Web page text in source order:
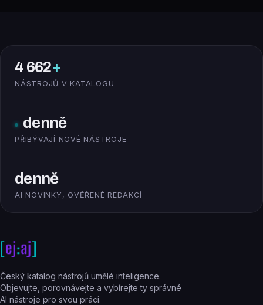
4 662+
NÁSTROJŮ V KATALOGU
denně
PŘIBÝVAJÍ NOVÉ NÁSTROJE
denně
AI NOVINKY, OVĚŘENÉ REDAKCÍ
Český katalog nástrojů umělé inteligence.
Objevujte, porovnávejte a vybírejte ty správné
AI nástroje pro svou práci.